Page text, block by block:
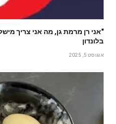
"אני רן מרמת גן, מה אני צריך
בלונדון
אוגוסט 5, 2025